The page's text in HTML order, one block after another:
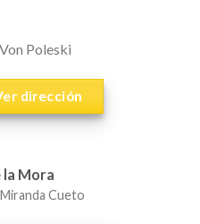
Poleski
dirección
la Mora
Cueto